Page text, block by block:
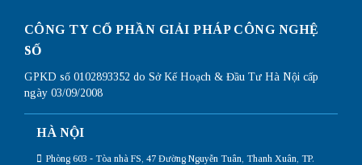
CÔNG TY CỔ PHẦN GIẢI PHÁP CÔNG NGHỆ
SỐ
GPKD số 0102893352 do Sở Kế Hoạch & Đầu Tư Hà Nội cấp
ngày 03/09/2008
HÀ NỘI
Phòng 603 - Tòa nhà FS, 47 Đường Nguyễn Tuân, Thanh Xuân, TP.